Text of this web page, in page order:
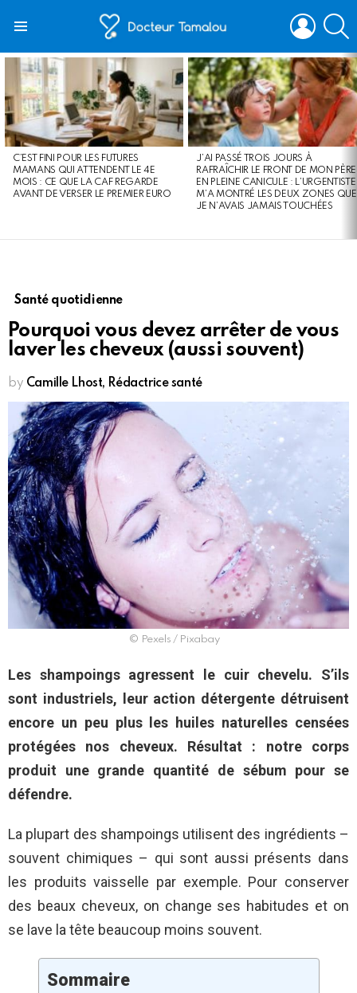
LOGIN
LATEST
STORIES
C’EST FINI POUR LES FUTURES
MAMANS QUI ATTENDENT LE 4E
MOIS : CE QUE LA CAF REGARDE
AVANT DE VERSER LE PREMIER EURO
J’AI PASSÉ TROIS JOURS À
RAFRAÎCHIR LE FRONT DE MON PÈRE
EN PLEINE CANICULE : L’URGENTISTE
M’A MONTRÉ LES DEUX ZONES QUE
JE N’AVAIS JAMAIS TOUCHÉES
Santé quotidienne
Pourquoi vous devez arrêter de vous
laver les cheveux (aussi souvent)
by Camille Lhost, Rédactrice santé
© Pexels / Pixabay
Les shampoings agressent le cuir chevelu. S’ils
sont industriels, leur action détergente détruisent
encore un peu plus les huiles naturelles censées
protégées nos cheveux. Résultat : notre corps
produit une grande quantité de sébum pour se
défendre.
La plupart des shampoings utilisent des ingrédients –
souvent chimiques – qui sont aussi présents dans
les produits vaisselle par exemple. Pour conserver
des beaux cheveux, on change ses habitudes et on
se lave la tête beaucoup moins souvent.
Sommaire